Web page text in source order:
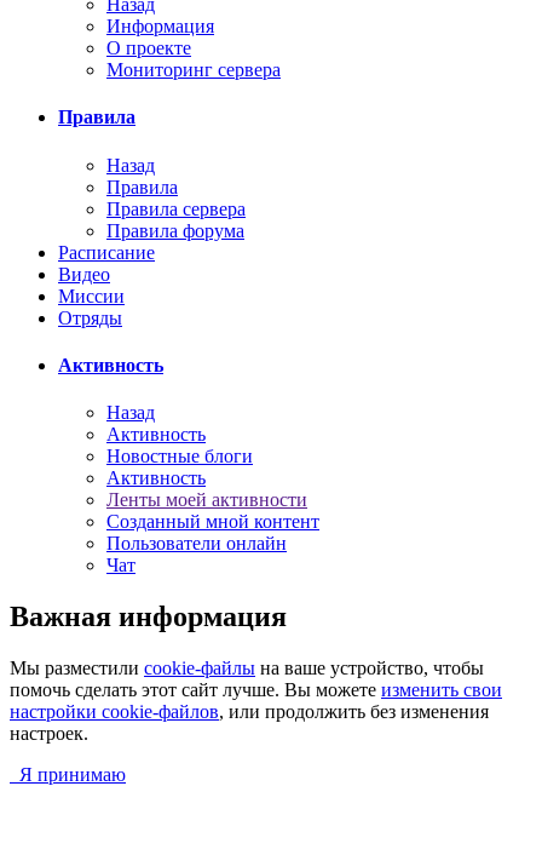
Назад
Информация
О проекте
Мониторинг сервера
Правила
Назад
Правила
Правила сервера
Правила форума
Расписание
Видео
Миссии
Отряды
Активность
Назад
Активность
Новостные блоги
Активность
Ленты моей активности
Созданный мной контент
Пользователи онлайн
Чат
Важная информация
Мы разместили cookie-файлы на ваше устройство, чтобы
помочь сделать этот сайт лучше. Вы можете изменить свои
настройки cookie-файлов, или продолжить без изменения
настроек.
Я принимаю